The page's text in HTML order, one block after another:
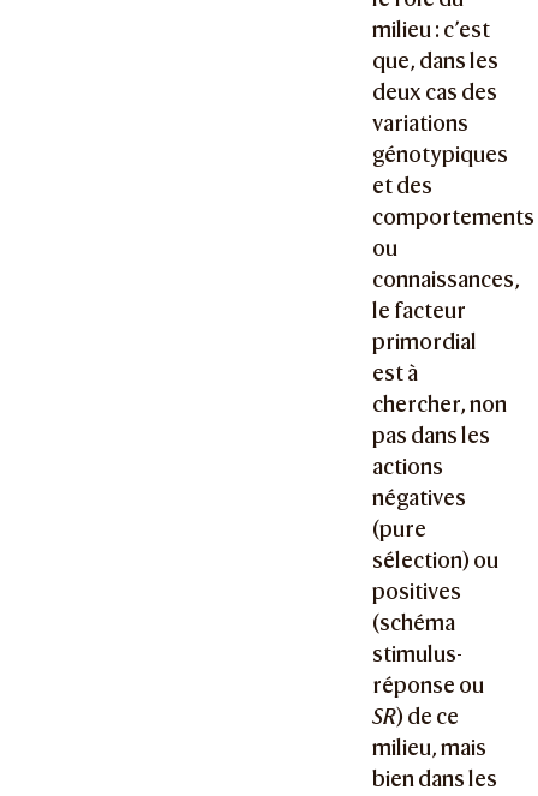
milieu : c’est
que, dans les
deux cas des
variations
génotypiques
et des
comportements
ou
connaissances,
le facteur
primordial
est à
chercher, non
pas dans les
actions
négatives
(pure
sélection) ou
positives
(schéma
stimulus-
réponse ou
SR) de ce
milieu, mais
bien dans les